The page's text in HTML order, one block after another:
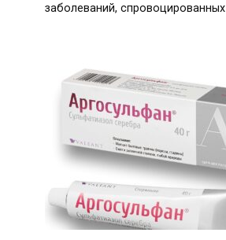
заболеваний, спровоцированных